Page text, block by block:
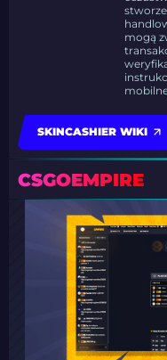
mogą
SKINCASHIER WIKI
CSGOEMPIRE